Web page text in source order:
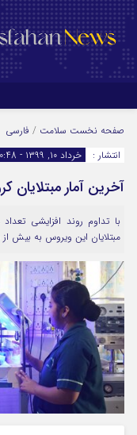
رمز عبور
صفحه نخست سلامت / فارسی
انتشار :
خرداد ۱۰, ۱۳۹۹ - 10:48 ق.ظ
آخرین آمار مبتلایان کرونا
با تداوم روند افزایشی
مبتلایان این ویروس به بیش